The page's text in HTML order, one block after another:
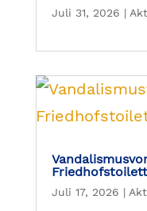
Juli 31, 2026 |
Juli 17, 2026 |